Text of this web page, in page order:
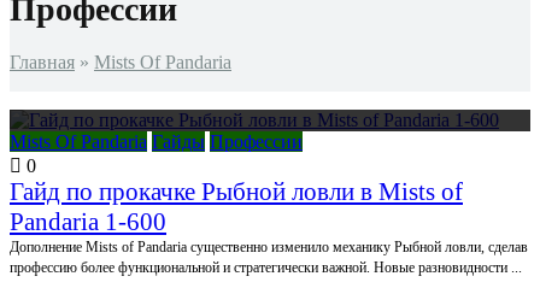
Профессии
Главная » Mists Of Pandaria
Mists Of Pandaria Гайды Профессии
0
Гайд по прокачке Рыбной ловли в Mists of
Pandaria 1-600
Дополнение Mists of Pandaria существенно изменило механику Рыбной ловли, сделав
профессию более функциональной и стратегически важной. Новые разновидности ...